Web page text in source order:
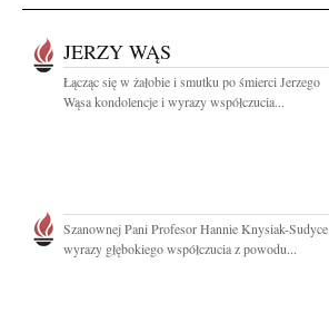
JERZY WĄS
Łącząc się w żałobie i smutku po śmierci Jerzego
Wąsa kondolencje i wyrazy współczucia...
Szanownej Pani Profesor Hannie Knysiak-Sudyce
wyrazy głębokiego współczucia z powodu...